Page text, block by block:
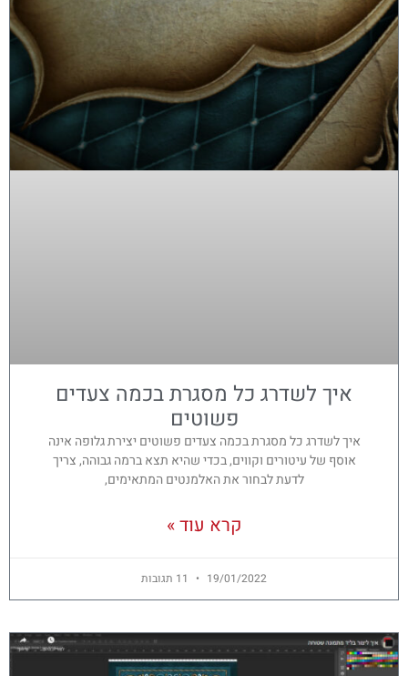
איך לשדרג כל מסגרת בכמה צעדים
פשוטים
איך לשדרג כל מסגרת בכמה צעדים פשוטים יצירת גלופה אינה
אוסף של עיטורים וקווים, בכדי שהיא תצא ברמה גבוהה, צריך
לדעת לבחור את האלמנטים המתאימים,
קרא עוד »
19/01/2022